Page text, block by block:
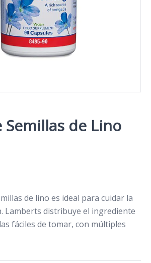
Semillas de Lino
de lino es ideal para cuidar la
Lamberts distribuye el ingrediente
fáciles de tomar, con múltiples